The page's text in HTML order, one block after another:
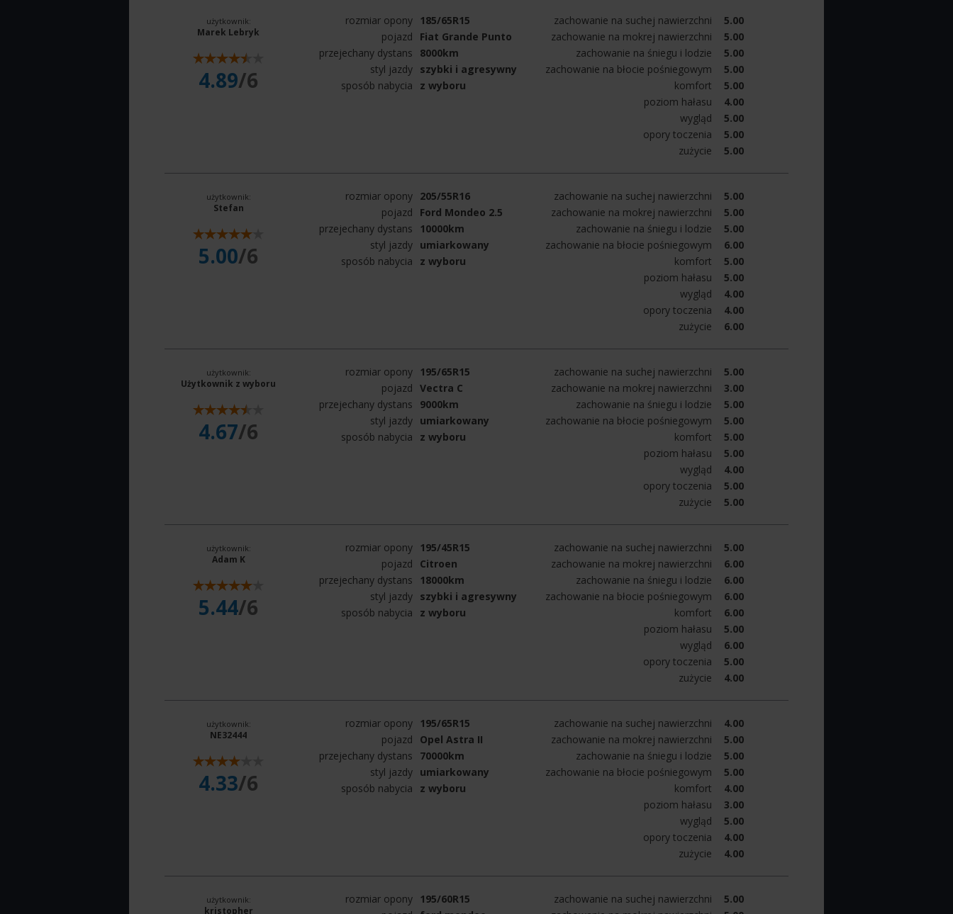
użytkownik:
Marek Lebryk
4.89/6
rozmiar opony 185/65R15
pojazd
Fiat Grande Punto
przejechany dystans
8000km
styl jazdy szybki i agresywny
sposób nabycia
z wyboru
zachowanie na suchej nawierzchni
5.00
zachowanie na mokrej nawierzchni
5.00
zachowanie na śniegu i lodzie
5.00
zachowanie na błocie pośniegowym
5.00
komfort
5.00
poziom hałasu
4.00
wygląd
5.00
opory toczenia
5.00
zużycie
5.00
użytkownik:
Stefan
5.00/6
rozmiar opony 205/55R16
pojazd
Ford Mondeo 2.5
przejechany dystans
10000km
styl jazdy umiarkowany
sposób nabycia
z wyboru
zachowanie na suchej nawierzchni
5.00
zachowanie na mokrej nawierzchni
5.00
zachowanie na śniegu i lodzie
5.00
zachowanie na błocie pośniegowym
6.00
komfort
5.00
poziom hałasu
5.00
wygląd
4.00
opory toczenia
4.00
zużycie
6.00
użytkownik:
Użytkownik z wyboru
4.67/6
rozmiar opony 195/65R15
pojazd Vectra C
przejechany dystans
9000km
styl jazdy umiarkowany
sposób nabycia
z wyboru
zachowanie na suchej nawierzchni
5.00
zachowanie na mokrej nawierzchni
3.00
zachowanie na śniegu i lodzie
5.00
zachowanie na błocie pośniegowym
5.00
komfort
5.00
poziom hałasu
5.00
wygląd
4.00
opory toczenia
5.00
zużycie
5.00
użytkownik:
Adam K
5.44/6
rozmiar opony 195/45R15
pojazd
Citroen
przejechany dystans
18000km
styl jazdy szybki i agresywny
sposób nabycia
z wyboru
zachowanie na suchej nawierzchni
5.00
zachowanie na mokrej nawierzchni
6.00
zachowanie na śniegu i lodzie
6.00
zachowanie na błocie pośniegowym
6.00
komfort
6.00
poziom hałasu
5.00
wygląd
6.00
opory toczenia
5.00
zużycie
4.00
użytkownik:
NE32444
4.33/6
rozmiar opony 195/65R15
pojazd
Opel Astra II
przejechany dystans
70000km
styl jazdy umiarkowany
sposób nabycia
z wyboru
zachowanie na suchej nawierzchni
4.00
zachowanie na mokrej nawierzchni
5.00
zachowanie na śniegu i lodzie
5.00
zachowanie na błocie pośniegowym
5.00
komfort
4.00
poziom hałasu
3.00
wygląd
5.00
opory toczenia
4.00
zużycie
4.00
użytkownik:
kristopher
rozmiar opony 195/60R15
zachowanie na suchej nawierzchni
5.00